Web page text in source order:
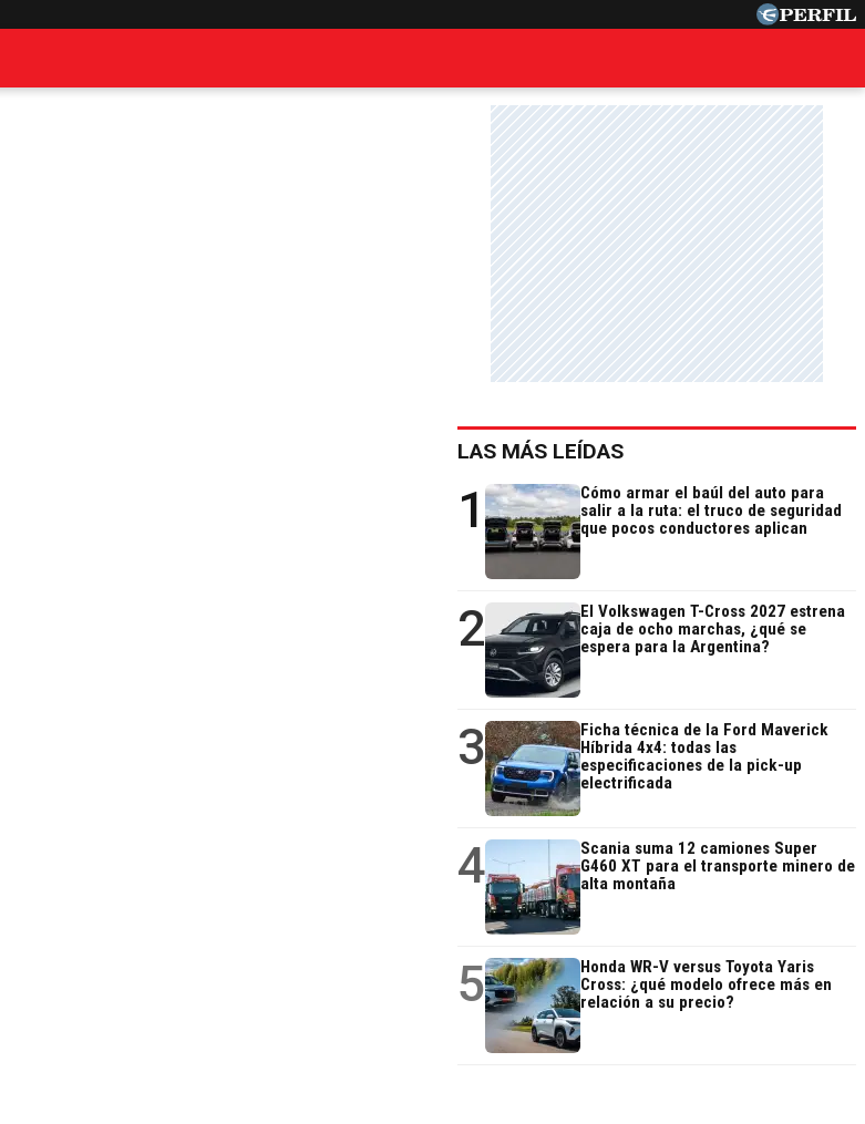
LAS MÁS LEÍDAS
1
Cómo armar el baúl del auto para
salir a la ruta: el truco de seguridad
que pocos conductores aplican
2
El Volkswagen T-Cross 2027 estrena
caja de ocho marchas, ¿qué se
espera para la Argentina?
3
Ficha técnica de la Ford Maverick
Híbrida 4x4: todas las
especificaciones de la pick-up
electrificada
4
Scania suma 12 camiones Super
G460 XT para el transporte minero de
alta montaña
5
Honda WR-V versus Toyota Yaris
Cross: ¿qué modelo ofrece más en
relación a su precio?